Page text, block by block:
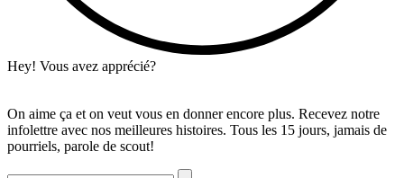
Hey! Vous avez apprécié?
On aime ça et on veut vous en donner encore plus. Recevez notre
infolettre avec nos meilleures histoires. Tous les 15 jours, jamais de
pourriels, parole de scout!